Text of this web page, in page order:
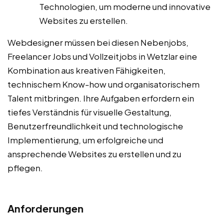
Technologien, um moderne und innovative
Websites zu erstellen.
Webdesigner müssen bei diesen Nebenjobs,
Freelancer Jobs und Vollzeitjobs in Wetzlar eine
Kombination aus kreativen Fähigkeiten,
technischem Know-how und organisatorischem
Talent mitbringen. Ihre Aufgaben erfordern ein
tiefes Verständnis für visuelle Gestaltung,
Benutzerfreundlichkeit und technologische
Implementierung, um erfolgreiche und
ansprechende Websites zu erstellen und zu
pflegen.
Anforderungen